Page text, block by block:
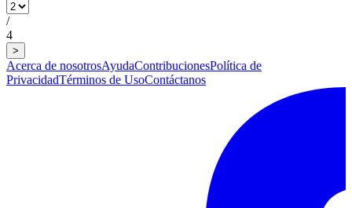
/
4
>
Acerca de nosotrosAyudaContribucionesPolítica de
PrivacidadTérminos de UsoContáctanos